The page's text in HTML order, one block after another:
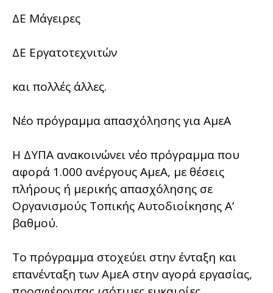
ΔΕ Μάγειρες
ΔΕ Εργατοτεχνιτών
και πολλές άλλες.
Νέο πρόγραμμα απασχόλησης για ΑμεΑ
Η ΔΥΠΑ ανακοινώνει νέο πρόγραμμα που
αφορά 1.000 ανέργους ΑμεΑ, με θέσεις
πλήρους ή μερικής απασχόλησης σε
Οργανισμούς Τοπικής Αυτοδιοίκησης Α’
βαθμού.
Το πρόγραμμα στοχεύει στην ένταξη και
επανένταξη των ΑμεΑ στην αγορά εργασίας,